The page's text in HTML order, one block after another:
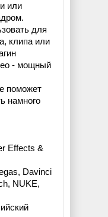
или
для
клипа или
- мощный
поможет
намного
Effects &
Davinci
NUKE,